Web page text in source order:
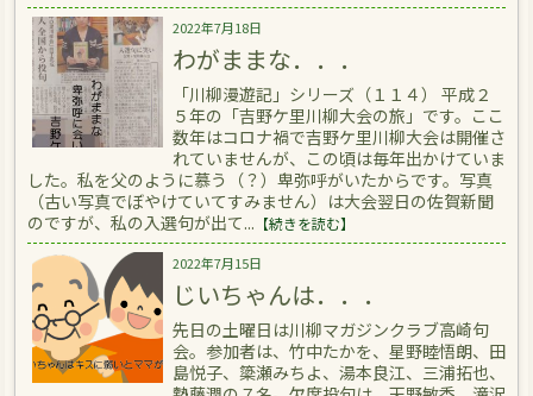
2022年7月18日
わがままな．．．
「川柳漫遊記」シリーズ（１１４） 平成２
５年の「吉野ケ里川柳大会の旅」です。ここ
数年はコロナ禍で吉野ケ里川柳大会は開催さ
れていませんが、この頃は毎年出かけていま
した。私を父のように慕う（？）卑弥呼がいたからです。写真
（古い写真でぼやけていてすみません）は大会翌日の佐賀新聞
のですが、私の入選句が出て... 【続きを読む】
2022年7月15日
じいちゃんは．．．
先日の土曜日は川柳マガジンクラブ高崎句
会。参加者は、竹中たかを、星野睦悟朗、田
島悦子、簗瀬みちよ、湯本良江、三浦拓也、